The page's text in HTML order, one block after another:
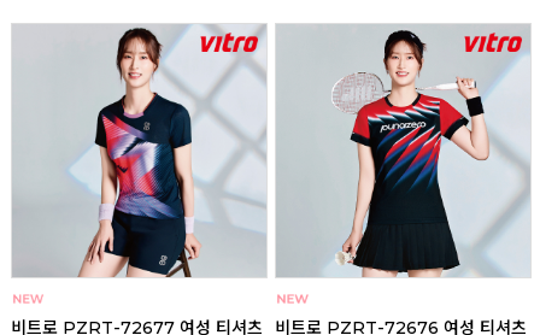
비트로 PZRT-72677 여성 티셔츠 비트로 PZRT-72676 여성 티셔츠